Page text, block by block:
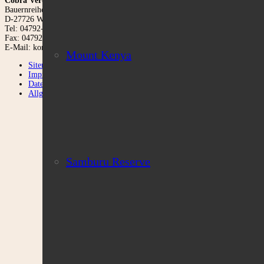
Mount Kenya
Samburu Reserve
Bauernreihe 6a
D-27726 Worpswede
Tel: 04792-952124
Fax: 04792-952125
E-Mail: kontakt@cobra-verde.de
Sitemap
Impressum
Datenschutzerklärung
Allgemeine Reisebedingungen
cobra-verde-kenia-